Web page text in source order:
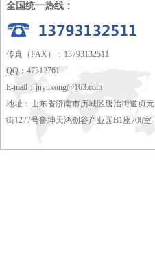
全国统一热线：
传真（FAX）：13793132511
QQ：47312761
E-mail： jnyukong@163.com
地址：山东省济南市历城区唐冶街道贞元
街1277号鲁坤天鸿创谷产业园B1座706室